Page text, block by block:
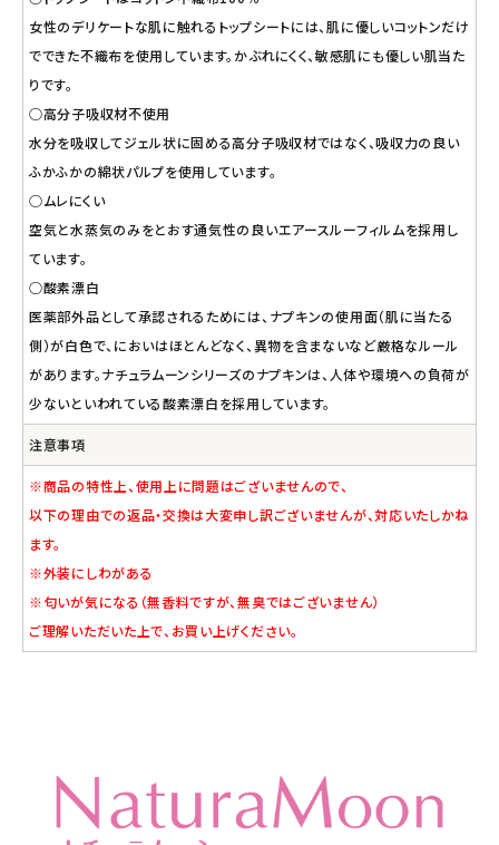
女性のデリケートな肌に触れるトップシートには、肌に優しいコットンだけ
でできた不織布を使用しています。かぶれにくく、敏感肌にも優しい肌当た
りです。
○高分子吸収材不使用
水分を吸収してジェル状に固める高分子吸収材ではなく、吸収力の良い
ふかふかの綿状パルプを使用しています。
○ムレにくい
空気と水蒸気のみをとおす通気性の良いエアースルーフィルムを採用し
ています。
○酸素漂白
医薬部外品として承認されるためには、ナプキンの使用面（肌に当たる
側）が白色で、においはほとんどなく、異物を含まないなど厳格なルール
があります。ナチュラムーンシリーズのナプキンは、人体や環境への負荷が
少ないといわれている酸素漂白を採用しています。
注意事項
※商品の特性上、使用上に問題はございませんので、
以下の理由での返品・交換は大変申し訳ございませんが、対応いたしかね
ます。
※外装にしわがある
※匂いが気になる（無香料ですが、無臭ではございません）
ご理解いただいた上で、お買い上げください。